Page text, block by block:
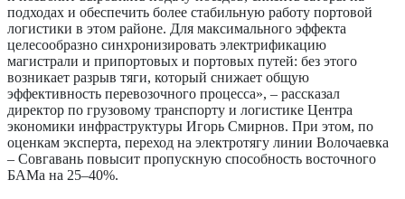
подходах и обеспечить более стабильную работу портовой
логистики в этом районе. Для максимального эффекта
целесообразно синхронизировать электрификацию
магистрали и припортовых и портовых путей: без этого
возникает разрыв тяги, который снижает общую
эффективность перевозочного процесса», – рассказал
директор по грузовому транспорту и логистике Центра
экономики инфраструктуры Игорь Смирнов. При этом, по
оценкам эксперта, переход на электротягу линии Волочаевка
– Совгавань повысит пропускную способность восточного
БАМа на 25–40%.